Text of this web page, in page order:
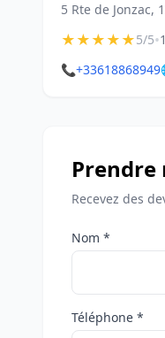
5 Rte de Jonzac,
★★★★★5/5•
📞+33618868949
Prendre
Recevez des
Nom *
Téléphone *